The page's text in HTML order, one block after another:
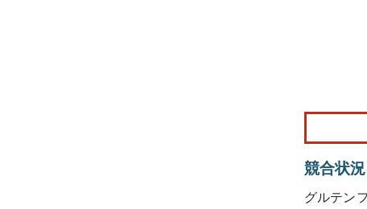
画像 ©
競合状況
グルテン